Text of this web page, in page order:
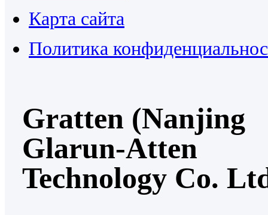
Карта сайта
Политика
Gratten (Nanjing
Glarun-Atten
Technology Co.